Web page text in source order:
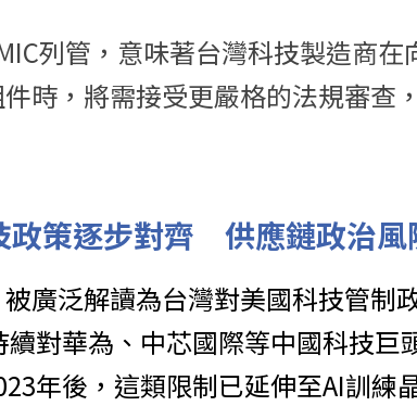
列管，意味著台灣科技製造商
時，將需接受更嚴格的法規審查
政策逐步對齊　供應鏈政治風
廣泛解讀為台灣對美國科技管制
續對華為、中芯國際等中國科技巨
年後，這類限制已延伸至AI訓練